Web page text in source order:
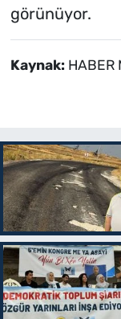
görünüyor.
Kaynak: HABER